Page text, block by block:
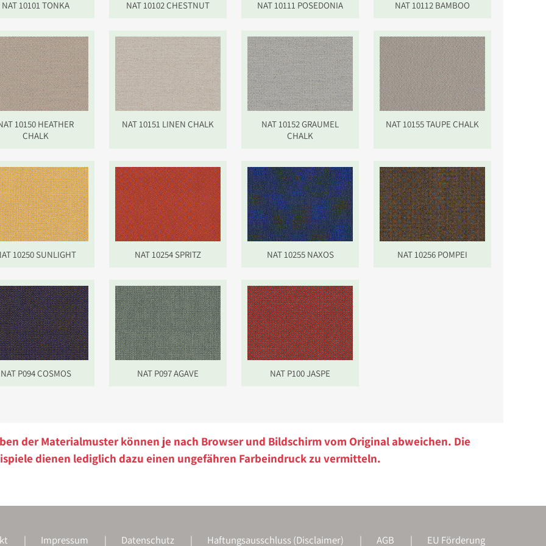
NAT 10101 TONKA NAT 10102 CHESTNUT NAT 10111 POSEDONIA NAT 10112 BAMBOO
10150 HEATHER
CHALK
NAT 10151 LINEN CHALK
NAT 10152 GRAUMEL
CHALK
NAT 10155 TAUPE CHALK
10250 SUNLIGHT NAT 10254 SPRITZ NAT 10255 NAXOS NAT 10256 POMPEI
NAT P094 COSMOS NAT P097 AGAVE NAT P100 JASPE
der Materialmuster können je nach Browser und Bildschirm vom Original abweichen. Die
dienen lediglich dazu einen ungefähren Farbeindruck zu vermitteln.
Impressum Datenschutz Haftungsausschluss (Disclaimer) AGB EU Förderung